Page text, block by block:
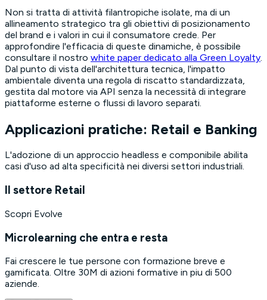
Non si tratta di attività filantropiche isolate, ma di un
allineamento strategico tra gli obiettivi di posizionamento
del brand e i valori in cui il consumatore crede. Per
approfondire l'efficacia di queste dinamiche, è possibile
consultare il nostro white paper dedicato alla Green Loyalty
Dal punto di vista dell'architettura tecnica, l'impatto
ambientale diventa una regola di riscatto standardizzata,
gestita dal motore via API senza la necessità di integrare
piattaforme esterne o flussi di lavoro separati.
Applicazioni pratiche: Retail e Banking
L'adozione di un approccio headless e componibile abilita
casi d'uso ad alta specificità nei diversi settori industriali.
Il settore Retail
Scopri Evolve
Microlearning che entra e resta
Fai crescere le tue persone con formazione breve e
gamificata. Oltre 30M di azioni formative in piu di 500
aziende.